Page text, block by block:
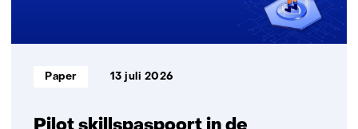
Informatietype:
Paper 13 juli 2026